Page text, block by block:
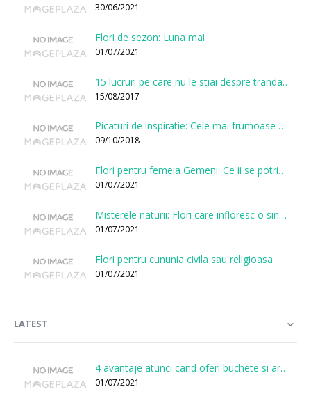
30/06/2021
Flori de sezon: Luna mai
01/07/2021
15 lucruri pe care nu le stiai despre trandafiri
15/08/2017
Picaturi de inspiratie: Cele mai frumoase citate despre flori
09/10/2018
Flori pentru femeia Gemeni: Ce ii se potriveste, ce ii poarta noroc si ce o caracterizeaza?
01/07/2021
Misterele naturii: Flori care infloresc o singura data la cateva sute de ani
01/07/2021
Flori pentru cununia civila sau religioasa
01/07/2021
LATEST
4 avantaje atunci cand oferi buchete si aranjamente printr-o florarie online
01/07/2021